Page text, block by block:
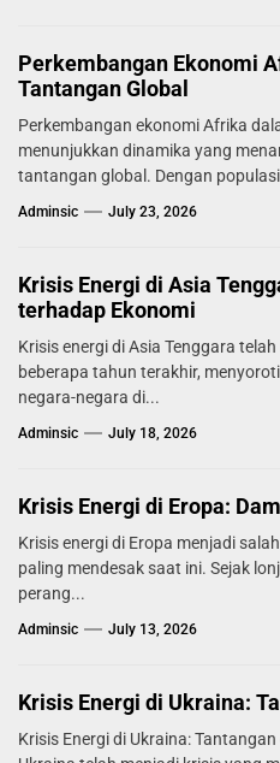
Perkembangan Ekonomi
Tantangan Global
Perkembangan ekonomi Afrika
menunjukkan dinamika yang
tantangan global. Dengan
Adminsic July 23, 2026
Krisis Energi di Asia
terhadap Ekonomi
Krisis energi di Asia Tenggara
beberapa tahun terakhir,
negara-negara di...
Adminsic July 18, 2026
Krisis Energi di Eropa:
Krisis energi di Eropa menjadi
paling mendesak saat ini. Sejak
perang...
Adminsic July 13, 2026
Krisis Energi di Ukraina:
Krisis Energi di Ukraina: